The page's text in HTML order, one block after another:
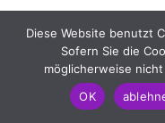
Diese Website benutzt
Sofern Sie die
möglicherweise
OK